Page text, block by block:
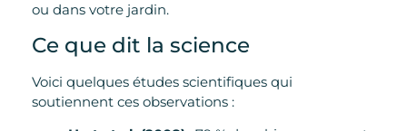
ou dans votre jardin.
Ce que dit la science
Voici quelques études scientifiques qui
soutiennent ces observations :